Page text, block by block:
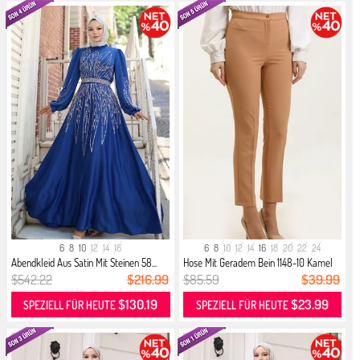
6 8 10 12 14 16
Abendkleid Aus Satin Mit Steinen 58...
$542.22 $216.99
SPEZIELL FÜR HEUTE$130.19
6 8 10 12 14 16 18 20 22 24
Hose Mit Geradem Bein 1148-10 Kamel
$85.59 $39.99
SPEZIELL FÜR HEUTE$23.99